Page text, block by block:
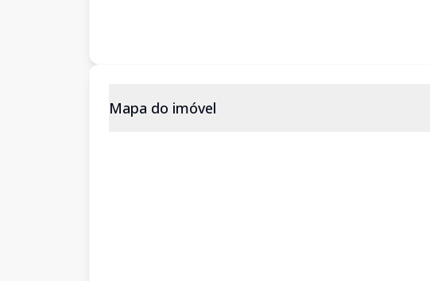
Mapa do imóvel